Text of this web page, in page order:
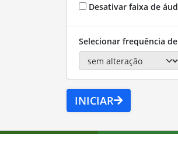
Desativar faixa de
Selecionar frequência
INICIAR